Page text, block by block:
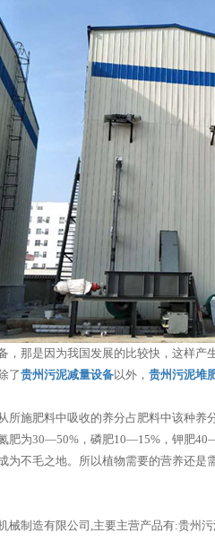
，那是因为我国发展的比较快，这样
了贵州污泥减量设备以外， 贵州污泥堆
所施肥料中吸收的养分占肥料中该种
肥为30—50%，磷肥10—15%，钾肥
不毛之地。所以植物需要的营养还是
械制造有限公司,主要主营产品有:贵州